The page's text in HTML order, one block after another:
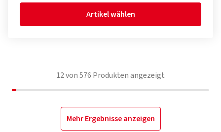
Artikel wählen
12von576 Produkten angezeigt
Mehr Ergebnisse anzeigen